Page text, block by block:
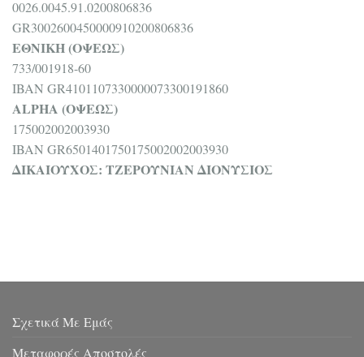
0026.0045.91.0200806836
GR3002600450000910200806836
ΕΘΝΙΚΗ (ΟΨΕΩΣ)
733/001918-60
IBAN GR4101107330000073300191860
ALPHA (ΟΨΕΩΣ)
175002002003930
IBAN GR6501401750175002002003930
ΔΙΚΑΙΟΥΧΟΣ: ΤΖΕΡΟΥΝΙΑΝ ΔΙΟΝΥΣΙΟΣ
Σχετικά Με Εμάς
Μεταφορές Αποστολές